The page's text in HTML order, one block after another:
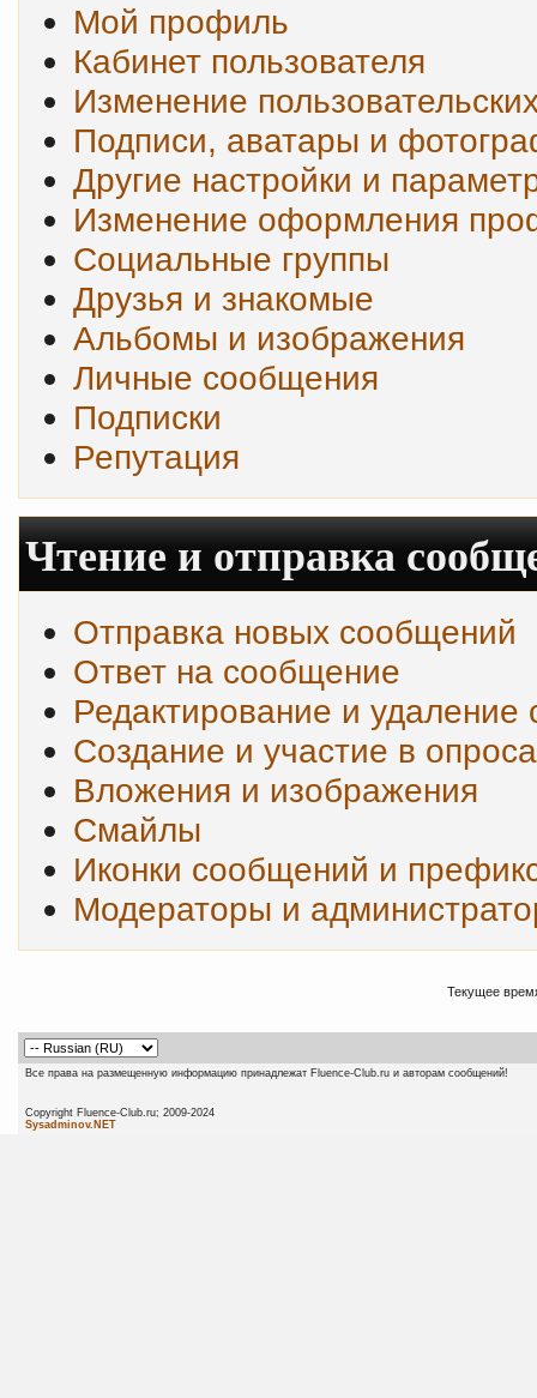
Мой профиль
Кабинет пользователя
Изменение
Подписи, аватары и
Другие настройки и
Изменение оформления
Социальные группы
Друзья и знакомые
Альбомы и изображения
Личные сообщения
Подписки
Репутация
Чтение и отправка
Отправка новых сообщений
Ответ на сообщение
Редактирование и
Создание и участие в
Вложения и изображения
Смайлы
Иконки сообщений и
Модераторы и
Текущее
Все права на размещенную информацию принадлежат Fluence-Club.ru и авторам сообщений!
Copyright Fluence-Club.ru;
Sysadminov.NET